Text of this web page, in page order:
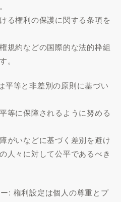
る権利の保護に関する条項を
規約などの国際的な法的枠組
。
平等と非差別の原則に基づい
等に保障されるように努める
がいなどに基づく差別を避け
人々に対して公平であるべき
: 権利設定は個人の尊重とプ